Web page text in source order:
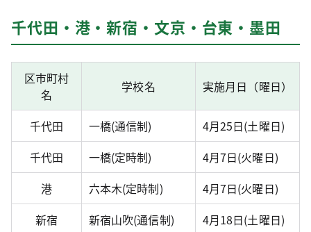
千代田・港・新宿・文京・台東・墨田
区市町村
名
学校名 実施月日（曜日）
千代田 一橋(通信制)
4月25日(土曜日)
千代田
一橋(定時制)
4月7日(火曜日)
港
六本木(定時制)
4月7日(火曜日)
新宿
新宿山吹(通信制)
4月18日(土曜日)